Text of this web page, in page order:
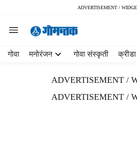
ADVERTISEMENT /
गोवा मनोरंजन गोवा संस्कृती क्रीडा
ADVERTISEMENT /
ADVERTISEMENT /